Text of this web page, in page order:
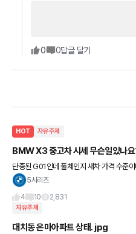
0 0답글 달기
HOT 자유주제
BMW X3 중고차 시세 무슨일있나
단종된 G01인데 풀체인지 새차 가격 수준
알았는데 2년 타고도 이정도라니
5시리즈
4
10 2,831
자유주제
대치동 은마아파트 상태. jpg